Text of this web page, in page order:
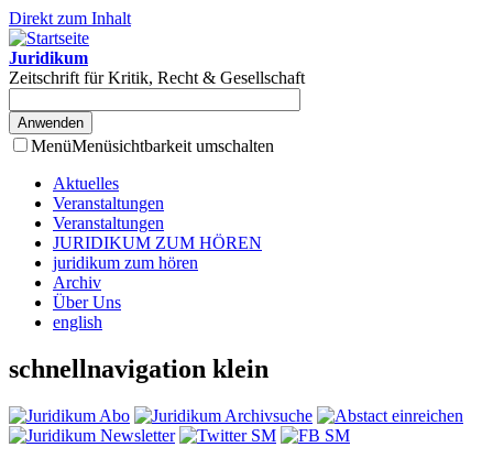
Direkt zum Inhalt
Juridikum
Zeitschrift für Kritik, Recht & Gesellschaft
MenüMenüsichtbarkeit umschalten
Aktuelles
Veranstaltungen
Veranstaltungen
JURIDIKUM ZUM HÖREN
juridikum zum hören
Archiv
Über Uns
english
schnellnavigation klein